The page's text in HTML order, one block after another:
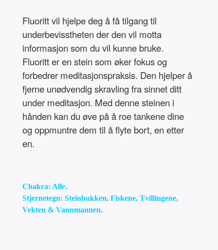
Fluoritt vil hjelpe deg å få tilgang til
underbevisstheten der den vil motta
informasjon som du vil kunne bruke.
Fluoritt er en stein som øker fokus og
forbedrer meditasjonspraksis. Den hjelper å
fjerne unødvendig skravling fra sinnet ditt
under meditasjon. Med denne steinen i
hånden kan du øve på å roe tankene dine
og oppmuntre dem til å flyte bort, en etter
en.
Chakra: Alle.
Stjernetegn: Steinbukken, Fiskene, Tvillingene,
Vekten & Vannmannen.